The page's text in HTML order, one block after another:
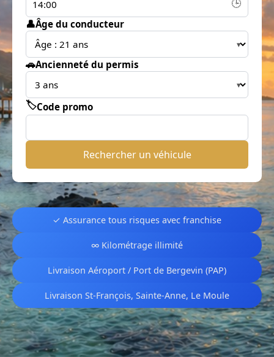
✓ Assurance tous risques avec franchise
∞ Kilométrage illimité
Livraison Aéroport / Port de Bergevin (PAP)
Livraison St-François, Sainte-Anne, Le Moule